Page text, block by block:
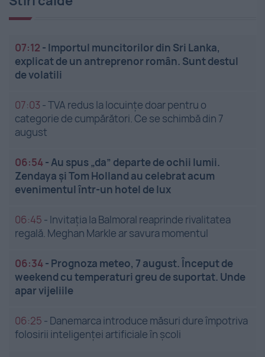
07:12 - Importul muncitorilor din Sri Lanka,
explicat de un antreprenor român. Sunt destul
de volatili
07:03 -TVA redus la locuințe doar pentru o
categorie de cumpărători. Ce se schimbă din 7
august
06:54-Au spus „da” departe de ochii lumii.
Zendaya și Tom Holland au celebrat acum
evenimentul într-un hotel de lux
06:45 - Invitația la Balmoral reaprinde rivalitatea
regală. Meghan Markle ar savura momentul
06:34- Prognoza meteo, 7 august. Început de
weekend cu temperaturi greu de suportat. Unde
apar vijeliile
06:25 - Danemarca introduce măsuri dure împotriva
folosirii inteligenței artificiale în școli